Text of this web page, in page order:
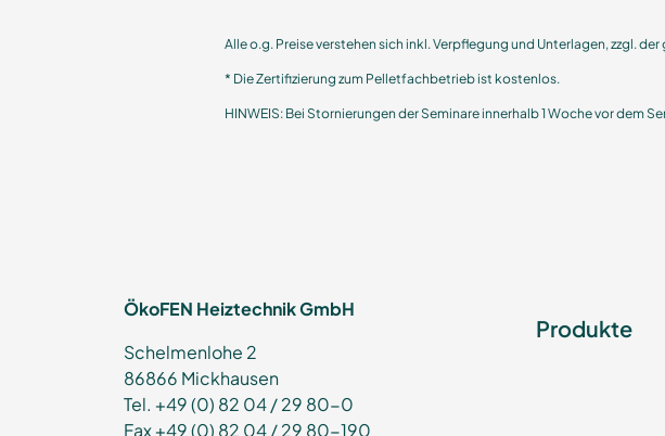
Alle o.g. Preise verstehen sich inkl. Verpflegung und Unterlagen, zzgl.
* Die Zertifizierung zum Pelletfachbetrieb ist kostenlos.
HINWEIS: Bei Stornierungen der Seminare innerhalb 1 Woche vor
ÖkoFEN Heiztechnik GmbH
Schelmenlohe 2
86866 Mickhausen
Tel. +49 (0) 82 04 / 29 80-0
Fax +49 (0) 82 04 / 29 80-190
Produkte